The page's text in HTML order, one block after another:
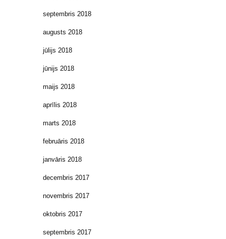
septembris 2018
augusts 2018
jūlijs 2018
jūnijs 2018
maijs 2018
aprīlis 2018
marts 2018
februāris 2018
janvāris 2018
decembris 2017
novembris 2017
oktobris 2017
septembris 2017